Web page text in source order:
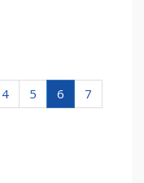
4 5 6
7